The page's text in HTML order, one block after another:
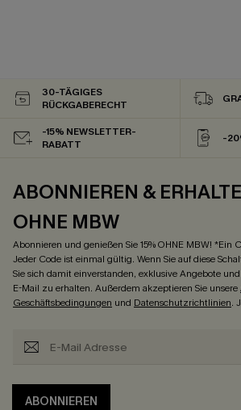
30-TÄGIGES
RÜCKGABERECHT
-15% NEWSLETTER-
RABATT
-
ABONNIEREN &
OHNE MBW
Abonnieren und genießen Sie 15% OHNE MBW! *Ein
Jeder Code ist einmal gültig. Wenn Sie auf diese
Sie sich damit einverstanden, exklusive Angebote
E-Mail zu erhalten. Außerdem akzeptieren Sie unsere
Geschäftsbedingungen und Datenschutzrichtlinien.
ABONNIEREN